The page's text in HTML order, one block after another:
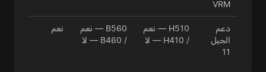
VRM
دعم
الجيل
11
H510 — نعم
/ H410 — لا
B560 — نعم
/ B460 — لا
نعم